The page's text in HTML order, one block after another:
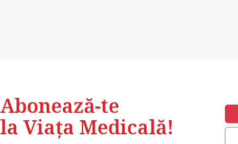
Abonează-te
la Viața Medicală!